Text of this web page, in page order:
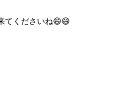
てくださいね😄😄